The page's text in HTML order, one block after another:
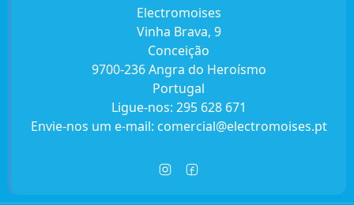
Electromoises
Vinha Brava, 9
Conceição
9700-236 Angra do Heroísmo
Portugal
Ligue-nos: 295 628 671
Envie-nos um e-mail: comercial@electromoises.pt